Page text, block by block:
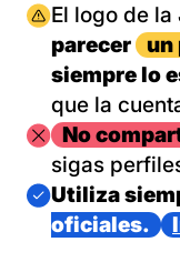
Imagen
El logo de
parecer
un
siempre lo
que la
Imagen
No
sigas
Imagen
Utiliza
oficiales.